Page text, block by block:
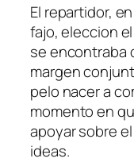
El repartidor,
fajo, eleccion
se encontraba
margen
pelo nacer a
momento en
apoyar sobre
ideas.